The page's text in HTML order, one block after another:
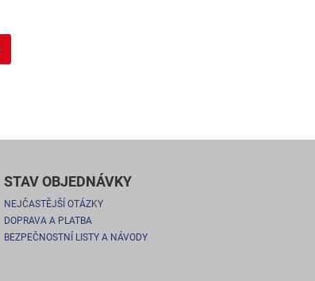
STAV OBJEDNÁVKY
NEJČASTĚJŠÍ OTÁZKY
DOPRAVA A PLATBA
BEZPEČNOSTNÍ LISTY A NÁVODY